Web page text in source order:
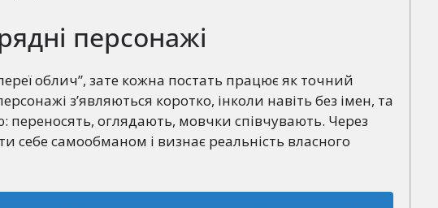
персонажі
облич”, зате кожна постать працює як точний
з’являються коротко, інколи навіть без імен, та
переносять, оглядають, мовчки співчувають. Через
себе самообманом і визнає реальність власного